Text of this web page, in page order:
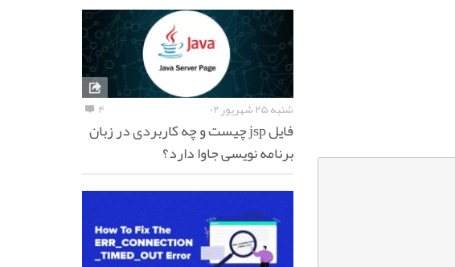
شنبه ۲۵ شهریور ۰۲ ۴
فایل jsp چیست و چه کاربردی در زبان
برنامه نویسی جاوا دارد؟